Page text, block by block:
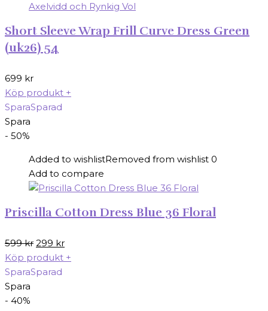
Short Sleeve Wrap Frill Curve Dress Green
(uk26) 54
699 kr
Köp produkt +
SparaSparad
Spara
- 50%
Added to wishlistRemoved from wishlist 0
Add to compare
Priscilla Cotton Dress Blue 36 Floral
599kr Det
ursprungliga
priset
299 krDet
nuvarande
Köp produkt +
SparaSparad
Spara
- 40%